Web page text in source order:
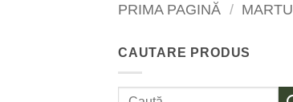
PRIMA PAGINĂ /
CAUTARE PRODUS
Caută